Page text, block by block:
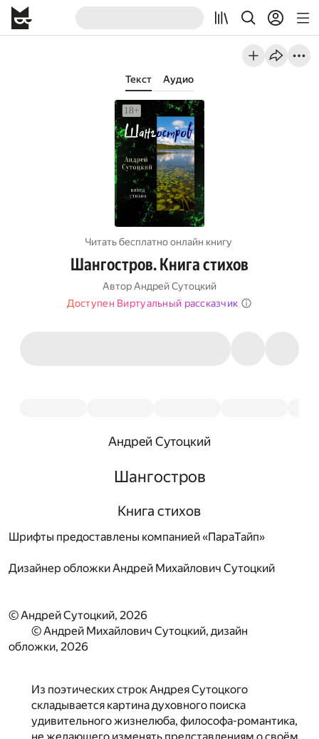
Текст Аудио
Читать бесплатно онлайн книгу
Шангостров. Книга стихов
АвторАндрей Сутоцкий
Доступен Виртуальный рассказчик
Андрей Сутоцкий
Шангостров
Книга стихов
Шрифты предоставлены компанией «ПараТайп»
Дизайнер обложкиАндрей Михайлович Сутоцкий
© Андрей Сутоцкий, 2026
© Андрей Михайлович Сутоцкий, дизайн
обложки, 2026
Из поэтических строк Андрея Сутоцкого
складывается картина духовного поиска
удивительного жизнелюба, философа-романтика,
не желающего изменять представлениям о своём